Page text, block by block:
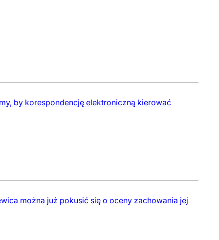
by korespondencję elektroniczną kierować
można już pokusić się o oceny zachowania jej